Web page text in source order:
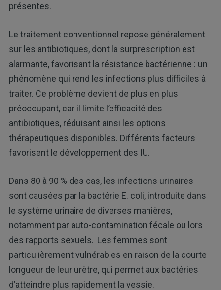
présentes.
Le traitement conventionnel repose généralement
sur les antibiotiques, dont la surprescription est
alarmante, favorisant la résistance bactérienne : un
phénomène qui rend les infections plus difficiles à
traiter. Ce problème devient de plus en plus
préoccupant, car il limite l’efficacité des
antibiotiques, réduisant ainsi les options
thérapeutiques disponibles. Différents facteurs
favorisent le développement des IU.
Dans 80 à 90 % des cas, les infections urinaires
sont causées par la bactérie E. coli, introduite dans
le système urinaire de diverses manières,
notamment par auto-contamination fécale ou lors
des rapports sexuels. Les femmes sont
particulièrement vulnérables en raison de la courte
longueur de leur urètre, qui permet aux bactéries
d’atteindre plus rapidement la vessie.